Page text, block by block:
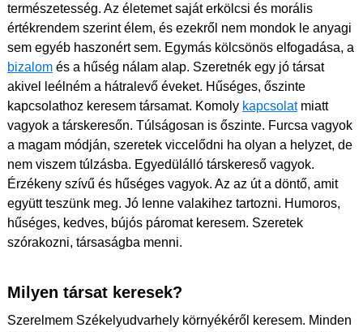
természetesség. Az életemet saját erkölcsi és morális
értékrendem szerint élem, és ezekről nem mondok le anyagi
sem egyéb haszonért sem. Egymás kölcsönös elfogadása, a
bizalom és a hűség nálam alap. Szeretnék egy jó társat
akivel leélném a hátralevő éveket. Hűséges, őszinte
kapcsolathoz keresem társamat. Komoly kapcsolatmiatt
vagyok a társkeresőn. Túlságosan is őszinte. Furcsa vagyok
a magam módján, szeretek viccelődni ha olyan a helyzet, de
nem viszem túlzásba. Egyedülálló társkereső vagyok.
Érzékeny szívű és hűséges vagyok. Az az út a döntő, amit
együtt teszünk meg. Jó lenne valakihez tartozni. Humoros,
hűséges, kedves, bújós páromat keresem. Szeretek
szórakozni, társaságba menni.
Milyen társat keresek?
Szerelmem Székelyudvarhely környékéről keresem. Minden